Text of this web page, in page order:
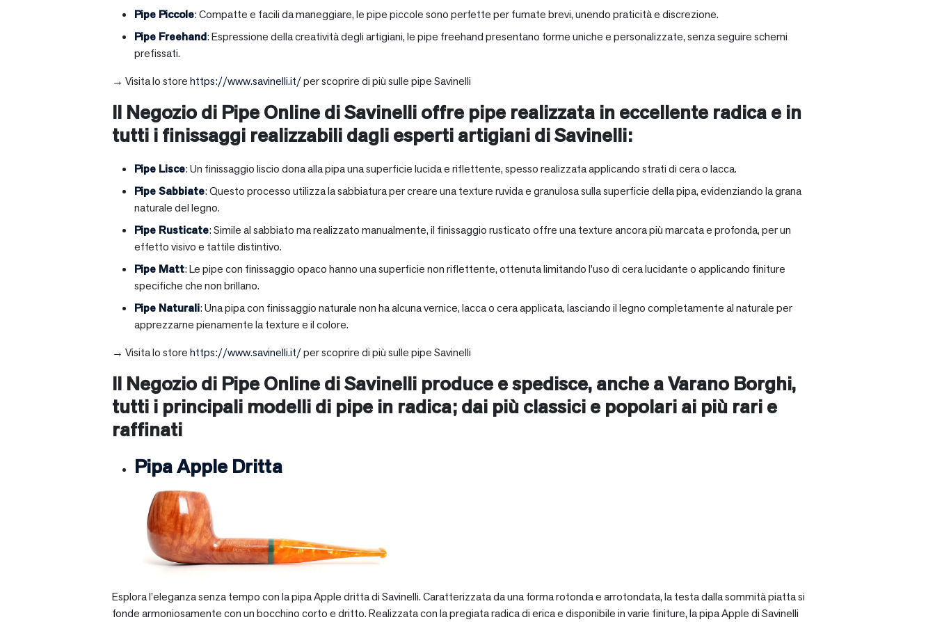
Pipe Piccole: Compatte e facili da maneggiare, le pipe piccole sono perfette per fumate brevi, unendo praticità e discrezione.
Pipe Freehand: Espressione della creatività degli artigiani, le pipe freehand presentano forme uniche e personalizzate, senza seguire schemi
prefissati.
→ Visita lo storehttps://www.savinelli.it/per scoprire di più sulle pipe Savinelli
Il Negozio di Pipe Online di Savinelli offre pipe realizzata in eccellente radica e in
tutti i finissaggi realizzabili dagli esperti artigiani di Savinelli:
Pipe Lisce: Un finissaggio liscio dona alla pipa una superficie lucida e riflettente, spesso realizzata applicando strati di cera o lacca.
Pipe Sabbiate: Questo processo utilizza la sabbiatura per creare una texture ruvida e granulosa sulla superficie della pipa, evidenziando la grana
naturale del legno.
Pipe Rusticate: Simile al sabbiato ma realizzato manualmente, il finissaggio rusticato offre una texture ancora più marcata e profonda, per un
effetto visivo e tattile distintivo.
Pipe Matt: Le pipe con finissaggio opaco hanno una superficie non riflettente, ottenuta limitando l’uso di cera lucidante o applicando finiture
specifiche che non brillano.
Pipe Naturali: Una pipa con finissaggio naturale non ha alcuna vernice, lacca o cera applicata, lasciando il legno completamente al naturale per
apprezzarne pienamente la texture e il colore.
→ Visita lo storehttps://www.savinelli.it/per scoprire di più sulle pipe Savinelli
Il Negozio di Pipe Online di Savinelli produce e spedisce, anche aVarano Borghi,
tutti i principali modelli di pipe in radica; dai più classici e popolari ai più rari e
raffinati
Pipa Apple Dritta
Esplora l’eleganza senza tempo con la pipa Apple dritta di Savinelli. Caratterizzata da una forma rotonda e arrotondata, la testa dalla sommità piatta si
fonde armoniosamente con un bocchino corto e dritto. Realizzata con la pregiata radica di erica e disponibile in varie finiture, la pipa Apple di Savinelli